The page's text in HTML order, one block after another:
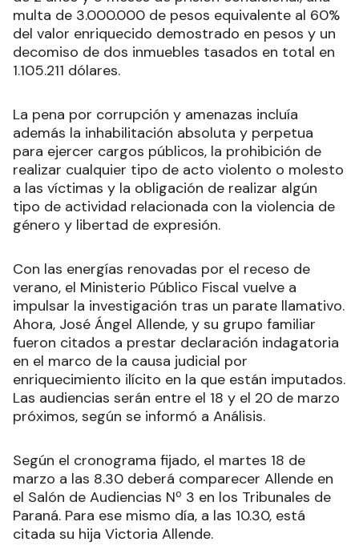
multa de 3.000.000 de pesos equivalente al 60%
del valor enriquecido demostrado en pesos y un
decomiso de dos inmuebles tasados en total en
1.105.211 dólares.
La pena por corrupción y amenazas incluía
además la inhabilitación absoluta y perpetua
para ejercer cargos públicos, la prohibición de
realizar cualquier tipo de acto violento o molesto
a las víctimas y la obligación de realizar algún
tipo de actividad relacionada con la violencia de
género y libertad de expresión.
Con las energías renovadas por el receso de
verano, el Ministerio Público Fiscal vuelve a
impulsar la investigación tras un parate llamativo.
Ahora, José Ángel Allende, y su grupo familiar
fueron citados a prestar declaración indagatoria
en el marco de la causa judicial por
enriquecimiento ilícito en la que están imputados.
Las audiencias serán entre el 18 y el 20 de marzo
próximos, según se informó a Análisis.
Según el cronograma fijado, el martes 18 de
marzo a las 8.30 deberá comparecer Allende en
el Salón de Audiencias Nº 3 en los Tribunales de
Paraná. Para ese mismo día, a las 10.30, está
citada su hija Victoria Allende.